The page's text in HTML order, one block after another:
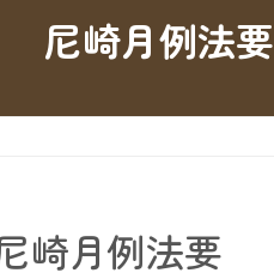
尼崎月例法要
崎月例法要